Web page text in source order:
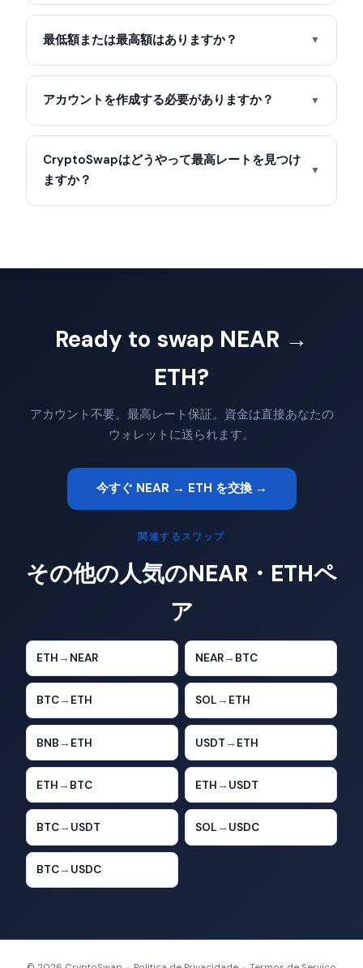
最低額または最高額はありますか？ ▼
アカウントを作成する必要がありますか？ ▼
CryptoSwapはどうやって最高レートを見つけ
ますか？
▼
Ready to swap NEAR →
ETH?
アカウント不要。最高レート保証。資金は直接あなたの
ウォレットに送られます。
今すぐ NEAR → ETH を交換 →
関連するスワップ
その他の人気のNEAR・ETHペ
ア
ETH → NEAR NEAR→ BTC
BTC→ ETH SOL → ETH
BNB → ETH USDT → ETH
ETH → BTC ETH → USDT
BTC→ USDT SOL → USDC
BTC→ USDC